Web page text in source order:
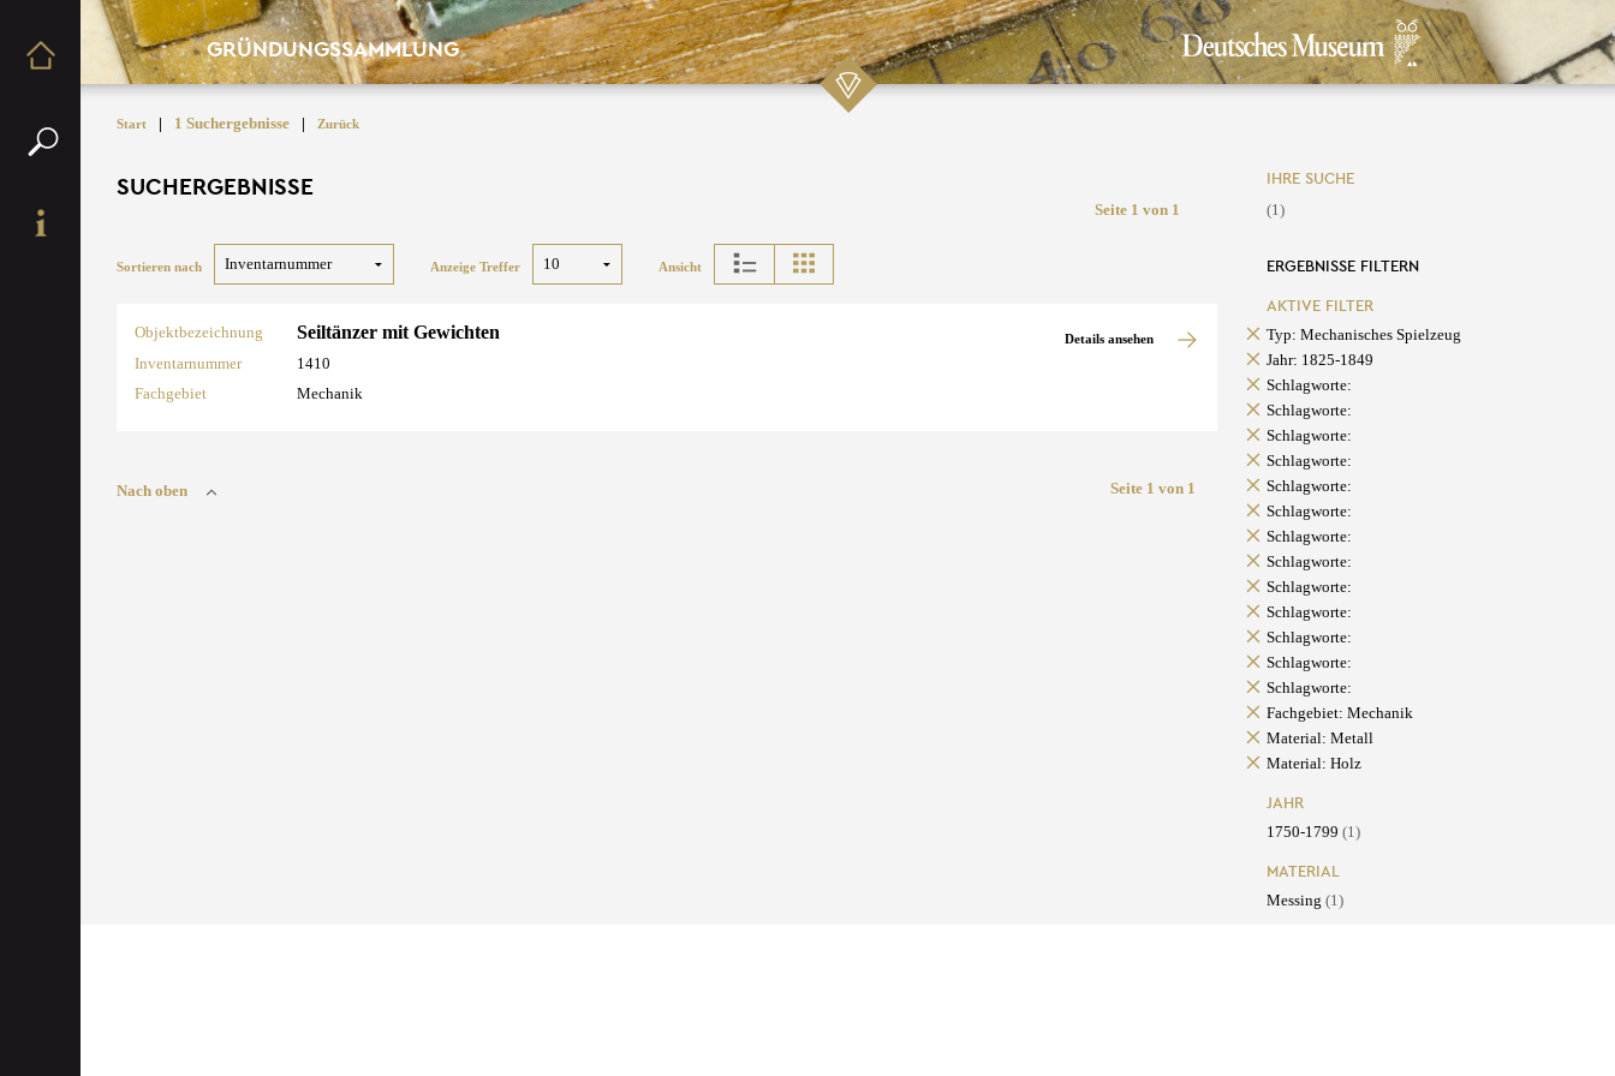
GRÜNDUNGSSAMMLUNG
Start | 1 Suchergebnisse | Zurück
SUCHERGEBNISSE
Seite 1 von 1
Sortieren nach Anzeige Treffer Ansicht
Objektbezeichnung Seiltänzer mit Gewichten
Inventarnummer
1410
Fachgebiet
Mechanik
Details ansehen
Nach oben Seite 1 von 1
IHRE SUCHE
(1)
ERGEBNISSE FILTERN
AKTIVE FILTER
Typ: Mechanisches Spielzeug
Jahr: 1825-1849
Schlagworte:
Schlagworte:
Schlagworte:
Schlagworte:
Schlagworte:
Schlagworte:
Schlagworte:
Schlagworte:
Schlagworte:
Schlagworte:
Schlagworte:
Schlagworte:
Schlagworte:
Fachgebiet: Mechanik
Material: Metall
Material: Holz
JAHR
1750-1799 (1)
MATERIAL
Messing (1)